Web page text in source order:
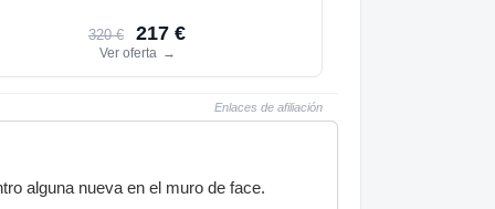
320 € 217 €
Ver oferta →
Enlaces de afiliación
alguna nueva en el muro de face.